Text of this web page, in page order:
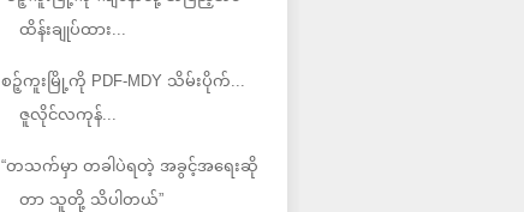
ထိန်းချုပ်ထား...
စဉ့်ကူးမြို့ကို PDF-MDY သိမ်းပိုက်...
ဇူလိုင်လကုန်...
“တသက်မှာ တခါပဲရတဲ့ အခွင့်အရေးဆို
တာ သူတို့ သိပါတယ်”